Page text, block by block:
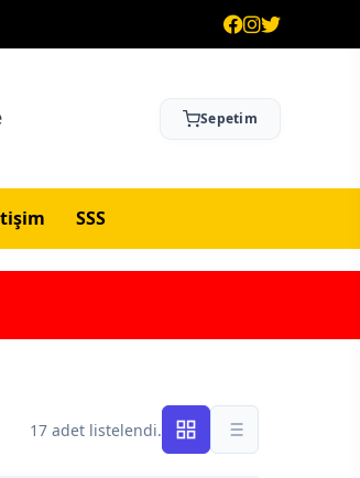
Sepetim
SSS
17 adet listelendi.